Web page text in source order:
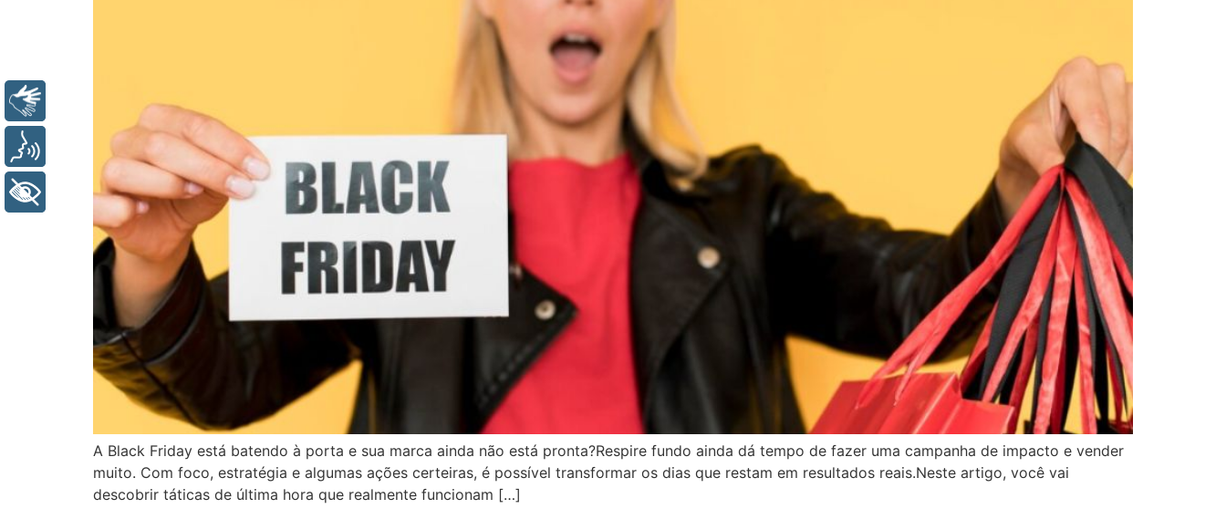
A Black Friday está batendo à porta e sua marca ainda não está pronta?Respire fundo ainda dá tempo de fazer uma campanha de impacto e vender
muito. Com foco, estratégia e algumas ações certeiras, é possível transformar os dias que restam em resultados reais.Neste artigo, você vai
descobrir táticas de última hora que realmente funcionam […]
+ Acessibilidade